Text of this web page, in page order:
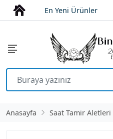
En Yeni Ürünler
Anasayfa Saat Tamir Aletleri